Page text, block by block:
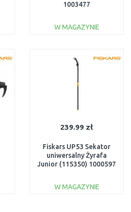
1003477
W MAGAZYNIE
Do porównania
239.99 zł
Fiskars UP53 Sekator
uniwersalny Żyrafa
Junior (115350) 1000597
W MAGAZYNIE